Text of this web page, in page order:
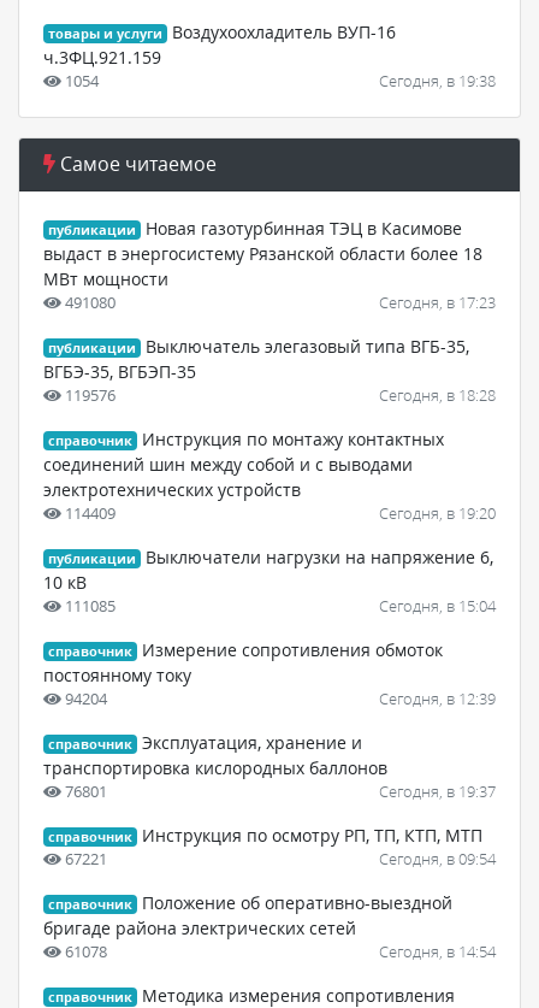
товары и услуги
Воздухоохладитель ВУП-16
ч.3ФЦ.921.159
1054 Сегодня, в 19:38
Самое читаемое
публикации
Новая газотурбинная ТЭЦ в Касимове
выдаст в энергосистему Рязанской области более 18
МВт мощности
491080 Сегодня, в 17:23
публикации
Выключатель элегазовый типа ВГБ-35,
ВГБЭ-35, ВГБЭП-35
119576 Сегодня, в 18:28
справочник
Инструкция по монтажу контактных
соединений шин между собой и с выводами
электротехнических устройств
114409 Сегодня, в 19:20
публикации
Выключатели нагрузки на напряжение 6,
10 кВ
111085 Сегодня, в 15:04
справочник
Измерение сопротивления обмоток
постоянному току
94204 Сегодня, в 12:39
справочник Эксплуатация, хранение и
транспортировка кислородных баллонов
76801 Сегодня, в 19:37
справочник Инструкция по осмотру РП, ТП, КТП, МТП
67221 Сегодня, в 09:54
справочник
Положение об оперативно-выездной
бригаде района электрических сетей
61078 Сегодня, в 14:54
справочник
Методика измерения сопротивления